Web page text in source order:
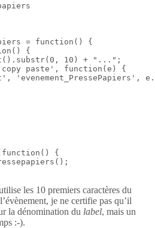
= function() {
{
10) + "...";
paste', function(e) {
'evenement_PressePapiers',
{
les 10 premiers caractères du
je ne certifie pas qu’il
la dénomination du label, mais un
:-).